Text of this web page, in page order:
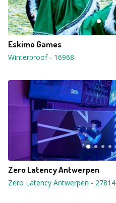
Eskimo Games
Winterproof- 16968
Zero Latency Antwerpen
Zero Latency Antwerpen - 27814